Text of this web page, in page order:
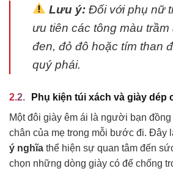
Lưu ý:Đối với phụ nữ
ưu tiên các tông màu
đen, đỏ đô hoặc tím than
quý phái.
Phụ kiện túi xách và giày dép
Một đôi giày êm ái là người bạn
chân của mẹ trong mỗi bước đi. Đây
ý nghĩa thể hiện sự quan tâm đến
chọn những dòng giày có đế chống